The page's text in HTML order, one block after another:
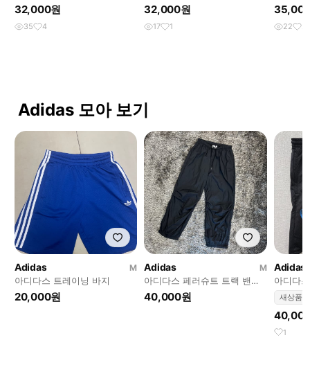
32,000원
35 4
32,000원
17 1 22 2
Adidas 모아 보기
Adidas
M
아디다스 트레이닝 바지
20,000원
Adidas
M
아디다스 페러슈트 트랙 밴딩
팬츠 (M)
40,000원
Adidas
아디다
컬트 쇼
새상품
1